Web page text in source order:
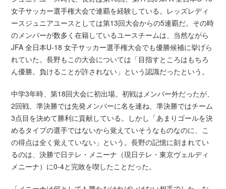
女子サッカー選手権大会で連覇を経験している。レッズレディ
ースジュニアユースとしては第13回大会からの5連覇だ。その時
のメンバーが数多く在籍しているユースチームは、当然ながら
JFA 全日本U-18 女子サッカー選手権大会でも優勝候補に挙げら
れていた。長野もこの大会については「目指すところはもちろ
ん優勝。負けることが許されない」という認識だったという。
中学3年時、第18回大会に初出場。初戦はメンバー外だったが、
2回戦、準決勝では先発メンバーに名を連ね、準決勝ではチーム
3点目を決めて勝利に貢献している。しかし「あまりゴールを決
めるタイプの選手ではないから覚えていそうなものなのに、こ
の得点は全く覚えていない」という。長野の記憶に刻まれてい
るのは、決勝で日テレ・メニーナ（現日テレ・東京ヴェルディ
メニーナ）に0-4と完敗を喫したことだった。